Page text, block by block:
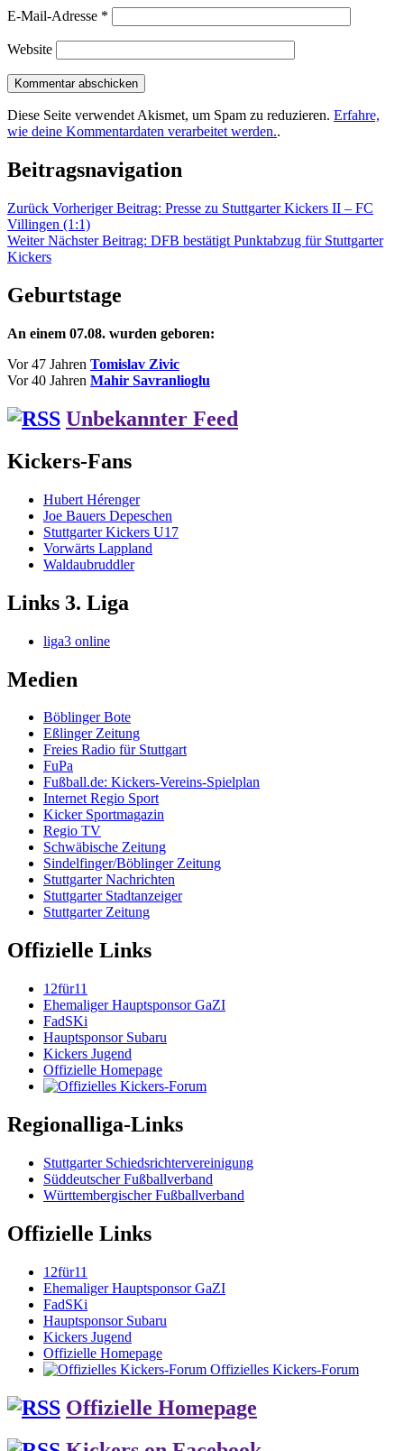
E-Mail-Adresse *
Website
Diese Seite verwendet Akismet, um Spam zu reduzieren. Erfahre,
wie deine Kommentardaten verarbeitet werden..
Beitragsnavigation
Zurück Vorheriger Beitrag: Presse zu Stuttgarter Kickers II – FC
Villingen (1:1)
Weiter Nächster Beitrag: DFB bestätigt Punktabzug für Stuttgarter
Kickers
Geburtstage
An einem 07.08. wurden geboren:
Vor 47 Jahren Tomislav Zivic
Vor 40 Jahren Mahir Savranlioglu
Unbekannter Feed
Kickers-Fans
Hubert Hérenger
Joe Bauers Depeschen
Stuttgarter Kickers U17
Vorwärts Lappland
Waldaubruddler
Links 3. Liga
liga3 online
Medien
Böblinger Bote
Eßlinger Zeitung
Freies Radio für Stuttgart
FuPa
Fußball.de: Kickers-Vereins-Spielplan
Internet Regio Sport
Kicker Sportmagazin
Regio TV
Schwäbische Zeitung
Sindelfinger/Böblinger Zeitung
Stuttgarter Nachrichten
Stuttgarter Stadtanzeiger
Stuttgarter Zeitung
Offizielle Links
12für11
Ehemaliger Hauptsponsor GaZI
FadSKi
Hauptsponsor Subaru
Kickers Jugend
Offizielle Homepage
Regionalliga-Links
Stuttgarter Schiedsrichtervereinigung
Süddeutscher Fußballverband
Württembergischer Fußballverband
Offizielle Links
12für11
Ehemaliger Hauptsponsor GaZI
FadSKi
Hauptsponsor Subaru
Kickers Jugend
Offizielle Homepage
Offizielles Kickers-Forum
Offizielle Homepage